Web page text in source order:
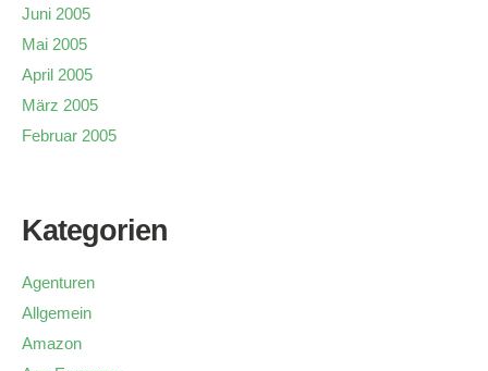
Juni 2005
Mai 2005
April 2005
März 2005
Februar 2005
Kategorien
Agenturen
Allgemein
Amazon